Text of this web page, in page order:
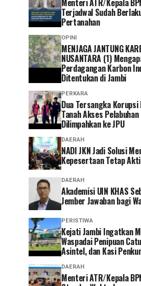
Menteri ATR/Kepala
Terjadwal Sudah
Pertanahan
OPINI
MENJAGA JANTUNG
NUSANTARA (1)
Perdagangan Karbon
Ditentukan di Jambi
PERKARA
Dua Tersangka Korupsi
Tanah Akses
Dilimpahkan ke JPU
DAERAH
NADI JKN Jadi Solusi
Kepesertaan Tetap
DAERAH
Akademisi UIN KHAS
Jember Jawaban bagi
PERISTIWA
‎Kejati Jambi Ingatkan
Waspadai Penipuan
Asintel, dan Kasi
DAERAH
Menteri ATR/Kepala